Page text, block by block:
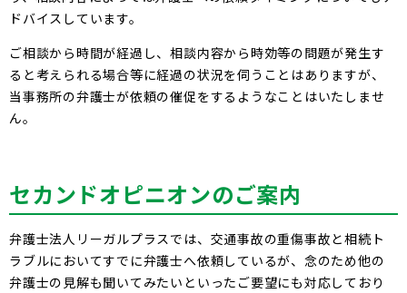
ドバイスしています。
ご相談から時間が経過し、相談内容から時効等の問題が発生す
ると考えられる場合等に経過の状況を伺うことはありますが、
当事務所の弁護士が依頼の催促をするようなことはいたしませ
ん。
セカンドオピニオンのご案内
弁護士法人リーガルプラスでは、交通事故の重傷事故と相続ト
ラブルにおいてすでに弁護士へ依頼しているが、念のため他の
弁護士の見解も聞いてみたいといったご要望にも対応しており